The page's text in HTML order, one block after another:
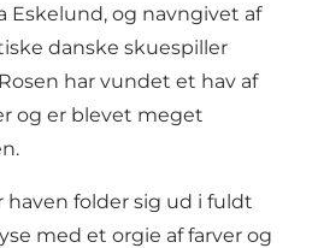
Eskelund, og navngivet af
danske skuespiller
har vundet et hav af
og er blevet meget
haven folder sig ud i fuldt
med et orgie af farver og